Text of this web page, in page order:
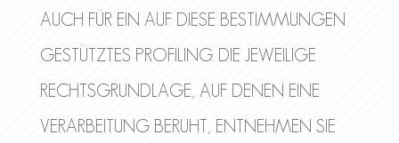
AUCH FÜR EIN AUF DIESE BESTIMMUNGEN
GESTÜTZTES PROFILING. DIE JEWEILIGE
RECHTSGRUNDLAGE, AUF DENEN EINE
VERARBEITUNG BERUHT, ENTNEHMEN SIE